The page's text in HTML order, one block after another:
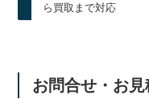
ら買取まで対応
お問合せ・お